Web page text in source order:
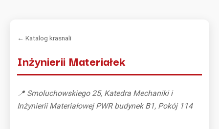
← Katalog krasnali
Inżynierii Materiałek
📍 Smoluchowskiego 25, Katedra Mechaniki i
Inżynierii Materiałowej PWR budynek B1, Pokój 114